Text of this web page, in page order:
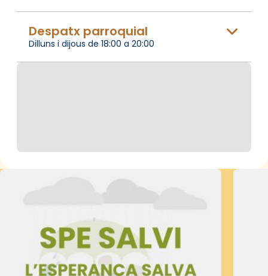
Despatx parroquial
Dilluns i dijous de 18:00 a 20:00